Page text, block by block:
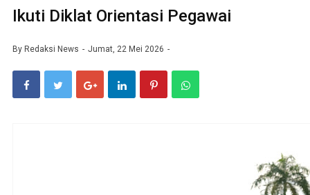
Ikuti Diklat Orientasi Pegawai
By Redaksi News Jumat, 22 Mei 2026